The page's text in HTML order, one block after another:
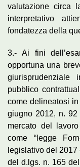
valutazione circa
interpretativo
fondatezza della
3.- Ai fini
opportuna una
pubblico
come delineatosi
giugno 2012, n.
mercato del
come “legge
legislativo del
del d.lgs. n. 165